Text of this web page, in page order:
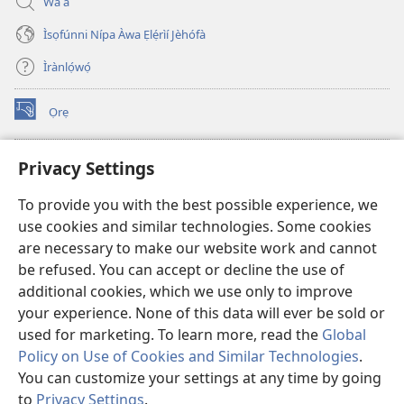
Privacy Settings
To provide you with the best possible experience, we
use cookies and similar technologies. Some cookies
are necessary to make our website work and cannot
be refused. You can accept or decline the use of
additional cookies, which we use only to improve
your experience. None of this data will ever be sold or
used for marketing. To learn more, read the Global
Policy on Use of Cookies and Similar Technologies.
You can customize your settings at any time by going
to Privacy Settings.
Ìsọfúnni Nípa Àwa Ẹlẹ́rìí Jèhófà
Ìrànlọ́wọ́
Ọrẹ
(opens
new
ÀKÁ ÌWÉ ORÍ ÍŃTÁNẸ́Ẹ̀TÌ TI Watchtower™
(opens
window)JW Hub
(opens
new
window)JW Library
Watchtower Library ®
Copyright© 2026 Watch Tower Bible and Tract Society of Pennsylvania.
ÀDÉHÙN LÍLO ÌKÀNNÌ